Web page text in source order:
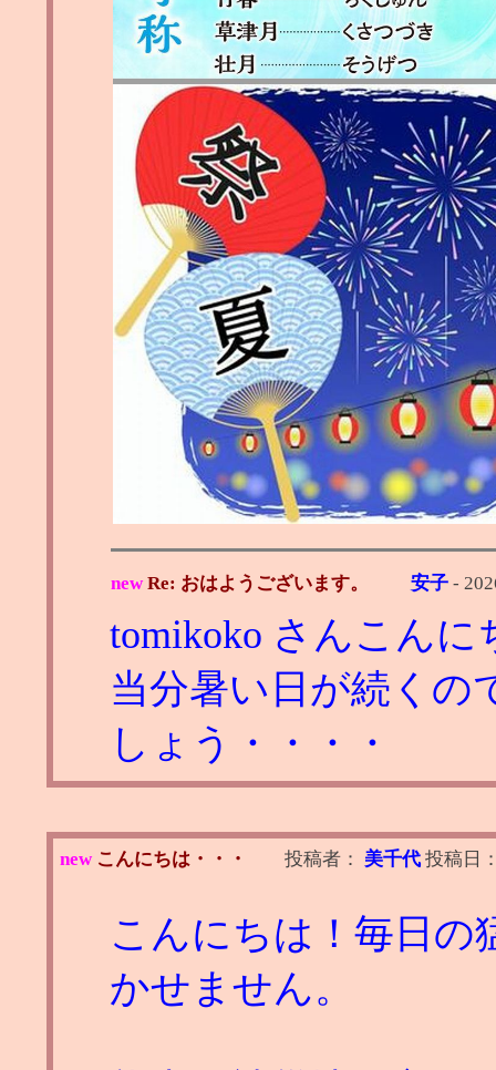
new Re: おはようございます。 安子 -
tomikoko さんこんに
当分暑い日が続くの
しょう・・・・
new こんにちは・・・ 投稿者： 美千代 投稿日
こんにちは！毎日の
かせません。